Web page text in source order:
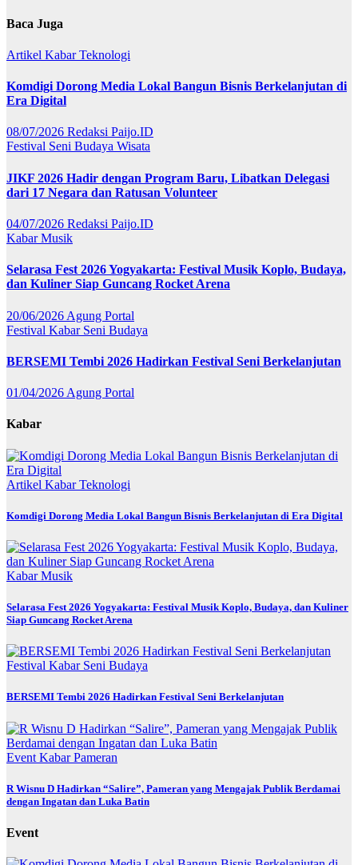
Baca Juga
Artikel KabarTeknologi
Komdigi Dorong Media Lokal Bangun Bisnis Berkelanjutan di
Era Digital
08/07/2026 Redaksi Paijo.ID
Festival Seni Budaya Wisata
JIKF 2026 Hadir dengan Program Baru, Libatkan Delegasi
dari 17 Negara dan Ratusan Volunteer
04/07/2026 Redaksi Paijo.ID
KabarMusik
Selarasa Fest 2026 Yogyakarta: Festival Musik Koplo, Budaya,
dan Kuliner Siap Guncang Rocket Arena
20/06/2026 Agung Portal
Festival Kabar Seni Budaya
BERSEMI Tembi 2026 Hadirkan Festival Seni Berkelanjutan
01/04/2026 Agung Portal
Kabar
Artikel KabarTeknologi
Komdigi Dorong Media Lokal Bangun Bisnis Berkelanjutan di Era Digital
KabarMusik
Selarasa Fest 2026 Yogyakarta: Festival Musik Koplo, Budaya, dan Kuliner
Siap Guncang Rocket Arena
Festival Kabar Seni Budaya
BERSEMI Tembi 2026 Hadirkan Festival Seni Berkelanjutan
Event KabarPameran
R Wisnu D Hadirkan “Salire”, Pameran yang Mengajak Publik Berdamai
dengan Ingatan dan Luka Batin
Event